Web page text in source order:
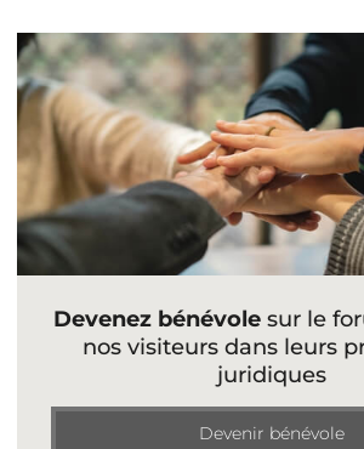
Devenez bénévolesur le
nos visiteurs dans leurs
juridiques
Devenir bénévole